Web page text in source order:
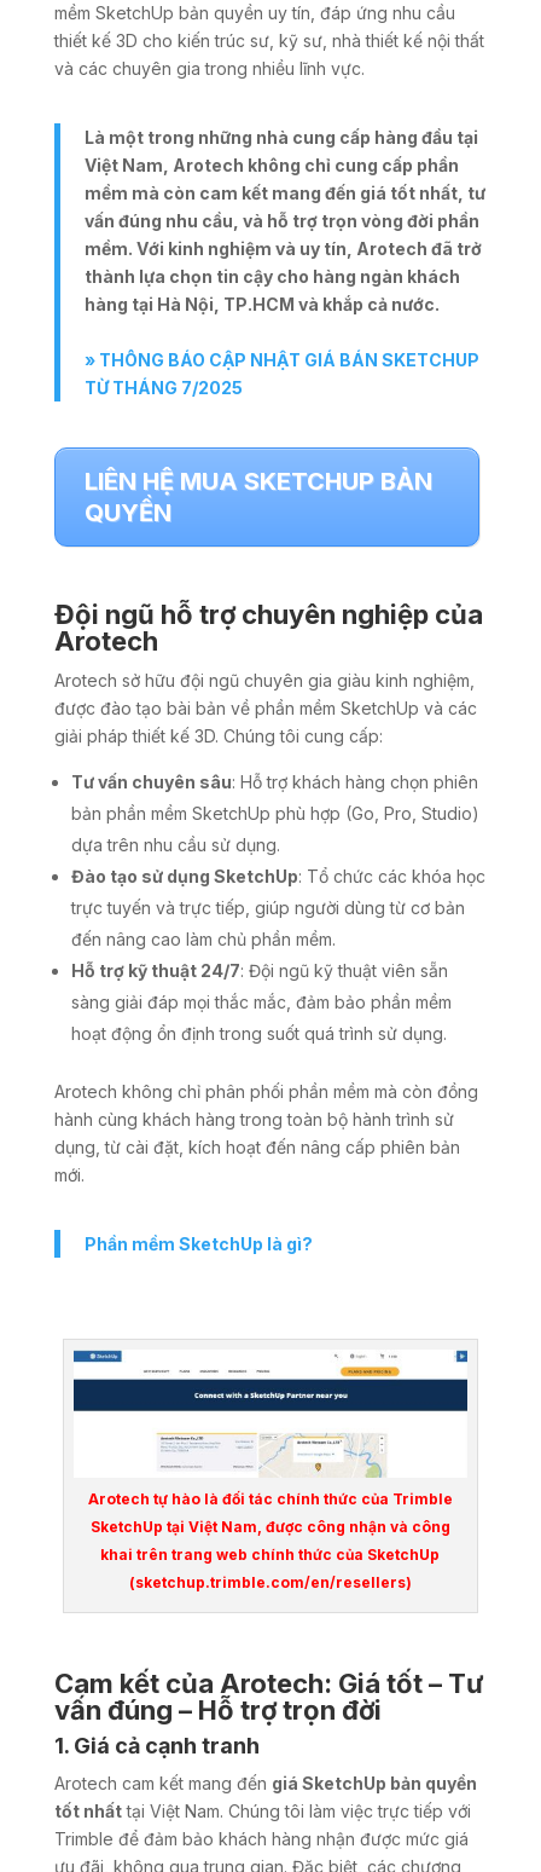
mềm SketchUp bản quyền uy tín, đáp ứng nhu cầu
thiết kế 3D cho kiến trúc sư, kỹ sư, nhà thiết kế nội thất
và các chuyên gia trong nhiều lĩnh vực.
Là một trong những nhà cung cấp hàng đầu tại
Việt Nam, Arotech không chỉ cung cấp phần
mềm mà còn cam kết mang đến giá tốt nhất, tư
vấn đúng nhu cầu, và hỗ trợ trọn vòng đời phần
mềm. Với kinh nghiệm và uy tín, Arotech đã trở
thành lựa chọn tin cậy cho hàng ngàn khách
hàng tại Hà Nội, TP.HCM và khắp cả nước.
» THÔNG BÁO CẬP NHẬT GIÁ BÁN SKETCHUP
TỪ THÁNG 7/2025
LIÊN HỆ MUA SKETCHUP BẢN
QUYỀN
Đội ngũ hỗ trợ chuyên nghiệp của
Arotech
Arotech sở hữu đội ngũ chuyên gia giàu kinh nghiệm,
được đào tạo bài bản về phần mềm SketchUp và các
giải pháp thiết kế 3D. Chúng tôi cung cấp:
Tư vấn chuyên sâu: Hỗ trợ khách hàng chọn phiên
bản phần mềm SketchUp phù hợp (Go, Pro, Studio)
dựa trên nhu cầu sử dụng.
Đào tạo sử dụng SketchUp: Tổ chức các khóa học
trực tuyến và trực tiếp, giúp người dùng từ cơ bản
đến nâng cao làm chủ phần mềm.
Hỗ trợ kỹ thuật 24/7: Đội ngũ kỹ thuật viên sẵn
sàng giải đáp mọi thắc mắc, đảm bảo phần mềm
hoạt động ổn định trong suốt quá trình sử dụng.
Arotech không chỉ phân phối phần mềm mà còn đồng
hành cùng khách hàng trong toàn bộ hành trình sử
dụng, từ cài đặt, kích hoạt đến nâng cấp phiên bản
mới.
Phần mềm SketchUp là gì?
Arotech tự hào là đối tác chính thức của Trimble
SketchUp tại Việt Nam, được công nhận và công
khai trên trang web chính thức của SketchUp
(sketchup.trimble.com/en/resellers)
Cam kết của Arotech: Giá tốt – Tư
vấn đúng – Hỗ trợ trọn đời
1. Giá cả cạnh tranh
Arotech cam kết mang đến giá SketchUp bản quyền
tốt nhấttại Việt Nam. Chúng tôi làm việc trực tiếp với
Trimble để đảm bảo khách hàng nhận được mức giá
ưu đãi, không qua trung gian. Đặc biệt, các chương